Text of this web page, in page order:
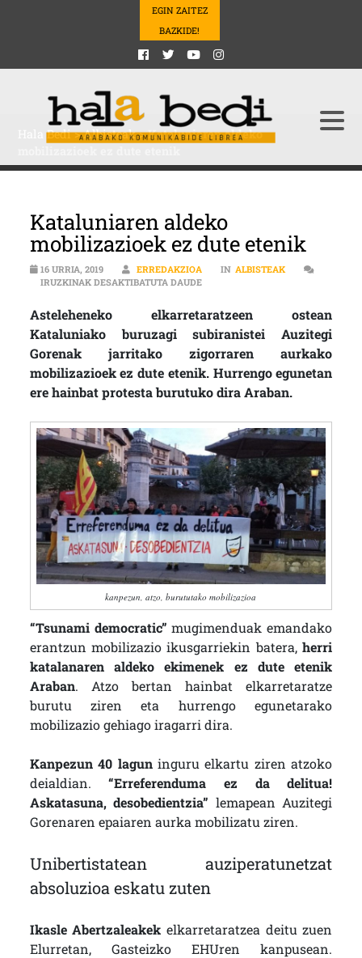
EGIN ZAITEZ
BAZKIDE!
Hala Bedi>Albisteak>Kataluniaren aldeko
Kataluniaren aldeko
mobilizazioek ez dute etenik
16 URRIA, 2019 ERREDAKZIOA IN ALBISTEAK
IRUZKINAK DESAKTIBATUTA DAUDEKATALUNIAREN ALDEKO
Asteleheneko elkarretaratzeen ostean
Kataluniako buruzagi subiranistei Auzitegi
Gorenak jarritako zigorraren aurkako
mobilizazioek ez dute etenik. Hurrengo egunetan
ere hainbat protesta burutuko dira Araban.
kanpezun, atzo, burututako mobilizazioa
“Tsunami democratic” mugimenduak emandako
erantzun mobilizazio ikusgarriekin batera,herri
katalanaren aldeko ekimenek ez dute etenik
Araban. Atzo bertan hainbat elkarretaratze
burutu ziren eta hurrengo egunetarako
mobilizazio gehiago iragarri dira.
Kanpezun 40 laguninguru elkartu ziren atzoko
deialdian.“Erreferenduma ez da delitua!
Askatasuna, desobedientzia” lemapean Auzitegi
Gorenaren epaiaren aurka mobilizatu ziren.
Unibertistatean auziperatunetzat
absoluzioa eskatu zuten
Ikasle Abertzaleakek elkarretaratzea deitu zuen
Elurretan, Gasteizko EHUren kanpusean.